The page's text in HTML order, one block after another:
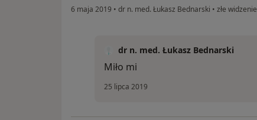
6 maja 2019 • dr n. med. Łukasz Bednarski • złe widzenie
dr n. med. Łukasz Bednarski
Miło mi
25 lipca 2019